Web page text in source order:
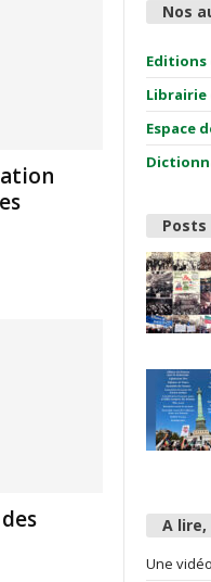
Nos
Editions
Librairie
Espace
A
Une